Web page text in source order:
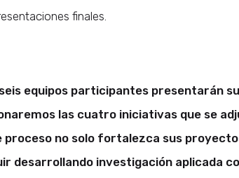
finales.
equipos participantes presentarán
las cuatro iniciativas que se
proceso no solo fortalezca sus
desarrollando investigación aplicada